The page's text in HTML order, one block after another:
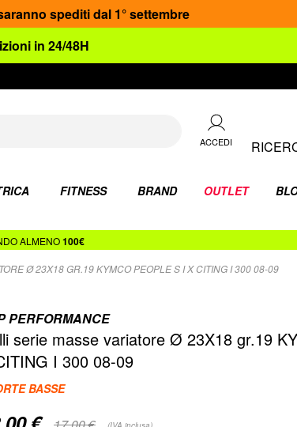
spediti dal 1° settembre
in 24/48H
ACCEDI
FITNESS BRAND OUTLET
ALMENO100€
Ø 23X18 GR.19 KYMCO PEOPLE S I X CITING I 300 08-09
PERFORMANCE
serie masse variatore Ø 23X18 gr.19
I 300 08-09
BASSE